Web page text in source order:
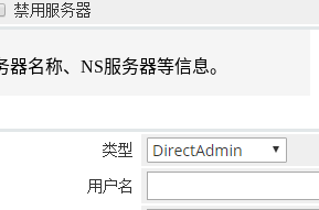
名称、NS服务器等信息。